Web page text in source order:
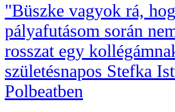
"Büszke vagyok rá,
pályafutásom során
rosszat egy
születésnapos Stefka
Polbeatben